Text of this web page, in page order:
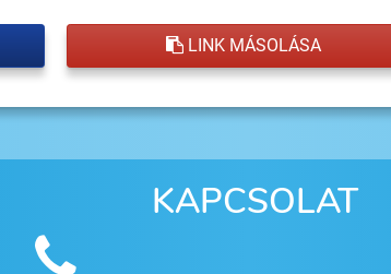
LINK MÁSOLÁSA
KAPCSOLAT